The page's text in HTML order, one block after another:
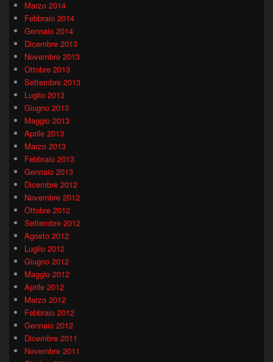
Marzo 2014
Febbraio 2014
Gennaio 2014
Dicembre 2013
Novembre 2013
Ottobre 2013
Settembre 2013
Luglio 2013
Giugno 2013
Maggio 2013
Aprile 2013
Marzo 2013
Febbraio 2013
Gennaio 2013
Dicembre 2012
Novembre 2012
Ottobre 2012
Settembre 2012
Agosto 2012
Luglio 2012
Giugno 2012
Maggio 2012
Aprile 2012
Marzo 2012
Febbraio 2012
Gennaio 2012
Dicembre 2011
Novembre 2011